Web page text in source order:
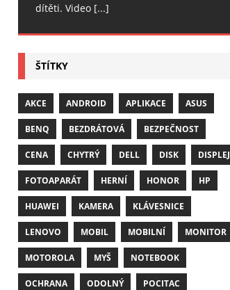
dítěti. Video [...]
ŠTÍTKY
AKCE ANDROID APLIKACE ASUS
BENQ BEZDRÁTOVÁ BEZPEČNOST
CENA CHYTRÝ DELL DISK DISPLEJ
FOTOAPARÁT HERNÍ HONOR HP
HUAWEI KAMERA KLÁVESNICE
LENOVO MOBIL MOBILNÍ MONITOR
MOTOROLA MYŠ NOTEBOOK
OCHRANA ODOLNÝ POCITAC